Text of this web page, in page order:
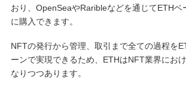
おり、OpenSeaやRaribleなどを通じてETHベ
に購入できます。
NFTの発行から管理、取引まで全ての過程を
ーンで実現できるため、ETHはNFT業界にお
なりつつあります。